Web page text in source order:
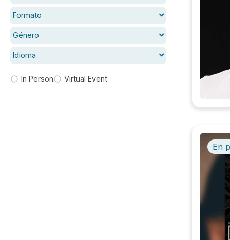
Formato
Género
Idioma
In Person Virtual Event
En